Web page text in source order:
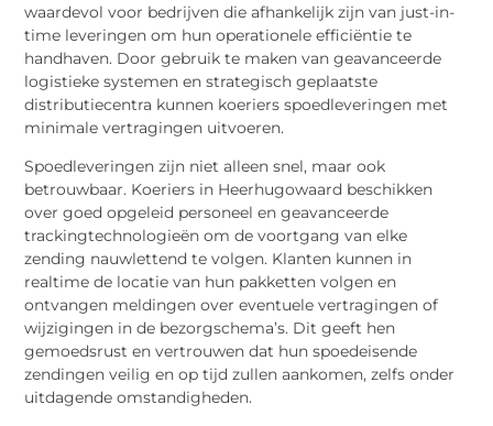
waardevol voor bedrijven die afhankelijk zijn van just-in-
time leveringen om hun operationele efficiëntie te
handhaven. Door gebruik te maken van geavanceerde
logistieke systemen en strategisch geplaatste
distributiecentra kunnen koeriers spoedleveringen met
minimale vertragingen uitvoeren.
Spoedleveringen zijn niet alleen snel, maar ook
betrouwbaar. Koeriers in Heerhugowaard beschikken
over goed opgeleid personeel en geavanceerde
trackingtechnologieën om de voortgang van elke
zending nauwlettend te volgen. Klanten kunnen in
realtime de locatie van hun pakketten volgen en
ontvangen meldingen over eventuele vertragingen of
wijzigingen in de bezorgschema’s. Dit geeft hen
gemoedsrust en vertrouwen dat hun spoedeisende
zendingen veilig en op tijd zullen aankomen, zelfs onder
uitdagende omstandigheden.